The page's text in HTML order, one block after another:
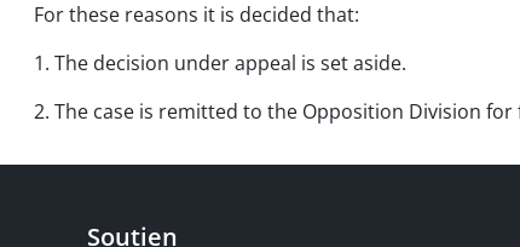
For these reasons it is decided that:
1. The decision under appeal is set aside.
2. The case is remitted to the Opposition Division
Soutien